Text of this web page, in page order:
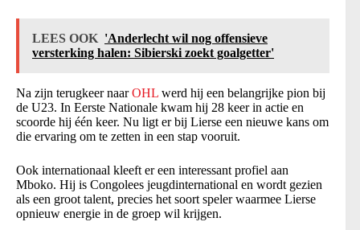
LEES OOK 'Anderlecht wil nog offensieve
versterking halen: Sibierski zoekt goalgetter'
Na zijn terugkeer naarOHL werd hij een belangrijke pion bij
de U23. In Eerste Nationale kwam hij 28 keer in actie en
scoorde hij één keer. Nu ligt er bij Lierse een nieuwe kans om
die ervaring om te zetten in een stap vooruit.
Ook internationaal kleeft er een interessant profiel aan
Mboko. Hij is Congolees jeugdinternational en wordt gezien
als een groot talent, precies het soort speler waarmee Lierse
opnieuw energie in de groep wil krijgen.